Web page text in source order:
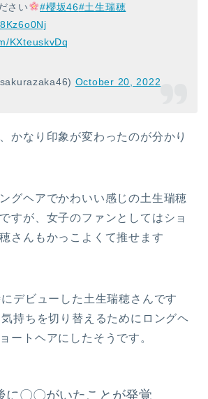
さい #櫻坂46#土生瑞穂
KXteuskvDq
October 20, 2022
かなり印象が変わったのが分かり
グヘアでかわいい感じの土生瑞穂
すが、女子のファンとしてはショ
さんもかっこよくて推せます
デビューした土生瑞穂さんです
持ちを切り替えるためにロングヘ
ートヘアにしたそうです。
に〇〇がいたことが発覚